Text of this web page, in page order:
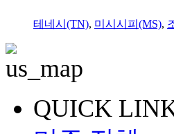
테네시(TN), 미시시피(MS),
QUICK